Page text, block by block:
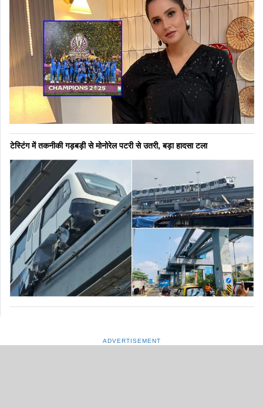
टेस्टिंग में तकनीकी गड़बड़ी से मोनोरेल पटरी से उतरी, बड़ा हादसा टला
ADVERTISEMENT